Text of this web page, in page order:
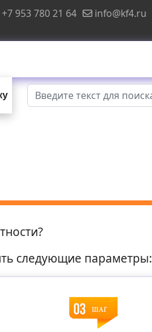
+7 953 780 21 64
info@kf4.ru
Поиск
следующие параметры: